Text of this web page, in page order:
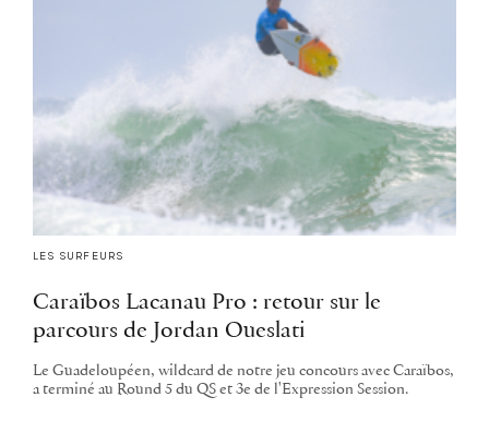
LES SURFEURS
Caraïbos Lacanau Pro : retour sur le
parcours de Jordan Oueslati
Le Guadeloupéen, wildcard de notre jeu concours avec Caraïbos,
a terminé au Round 5 du QS et 3e de l'Expression Session.